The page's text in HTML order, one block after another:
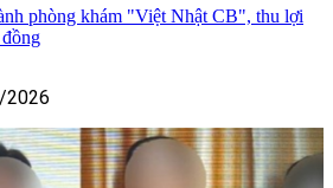
phòng khám "Việt Nhật CB", thu lợi